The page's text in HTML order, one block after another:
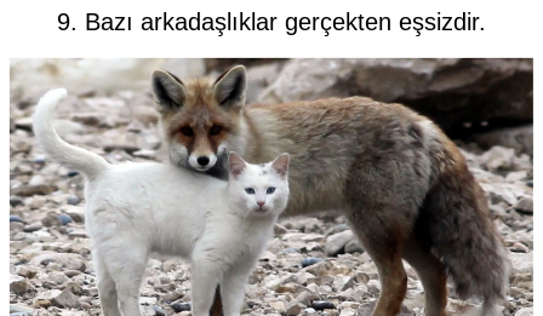
9. Bazı arkadaşlıklar gerçekten eşsizdir.